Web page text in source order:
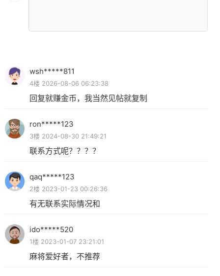
wsh*****811
4楼 2026-08-06 06:23:38
回复就赚金币，我当然见帖就复制
ron*****123
3楼 2024-08-30 21:49:21
联系方式呢？？？？
qaq*****123
2楼 2023-01-23 00:26:36
有无联系实际情况和
ido*****520
1楼 2023-01-07 23:21:01
麻将爱好者，不推荐